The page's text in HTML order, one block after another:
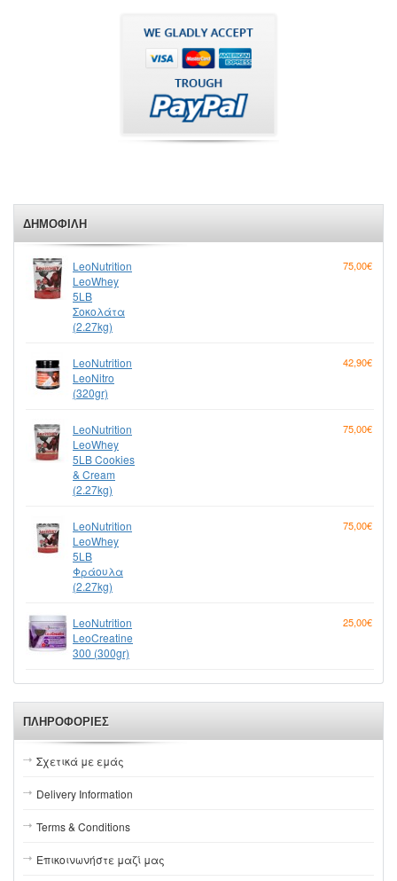
ΔΗΜΟΦΙΛΉ
LeoNutrition
LeoWhey
5LB
Σοκολάτα
(2.27kg)
75,00€
LeoNutrition
LeoNitro
(320gr)
42,90€
LeoNutrition
LeoWhey
5LB Cookies
& Cream
(2.27kg)
75,00€
LeoNutrition
LeoWhey
5LB
Φράουλα
(2.27kg)
75,00€
LeoNutrition
LeoCreatine
300 (300gr)
25,00€
ΠΛΗΡΟΦΟΡΊΕΣ
Σχετικά με εμάς
Delivery Information
Terms & Conditions
Επικοινωνήστε μαζί μας